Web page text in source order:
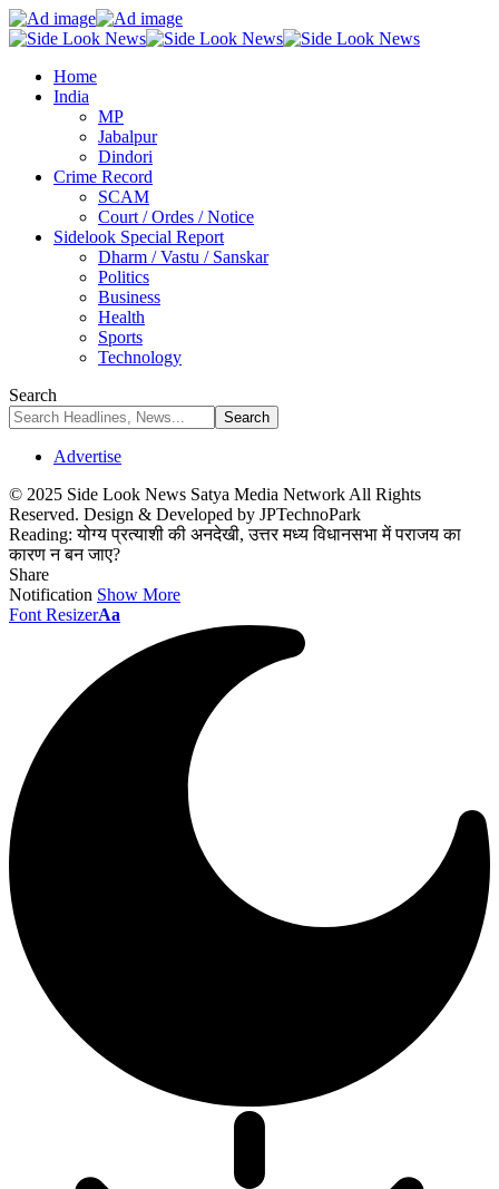
Home
India
MP
Jabalpur
Dindori
Crime Record
SCAM
Court / Ordes / Notice
Sidelook Special Report
Dharm / Vastu / Sanskar
Politics
Business
Health
Sports
Technology
Search
Advertise
© 2025 Side Look News Satya Media Network All Rights
Reserved. Design & Developed by JPTechnoPark
Reading: योग्य प्रत्याशी की अनदेखी, उत्तर मध्य विधानसभा में पराजय का
कारण न बन जाए?
Share
Notification Show More
Font ResizerAa